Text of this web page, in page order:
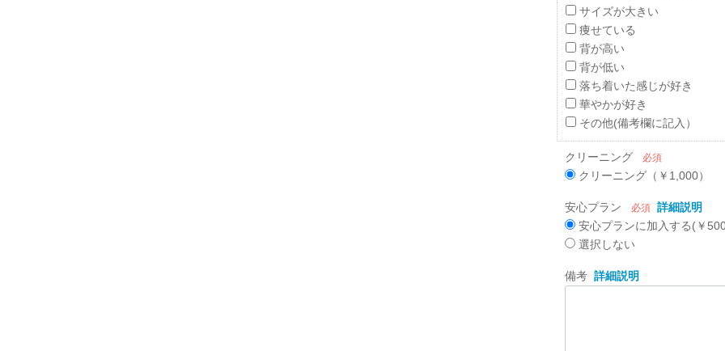
サイズが大きい
痩せている
背が高い
背が低い
落ち着いた感じが好き
華やかが好き
その他(備考欄に記入）
クリーニング 必須
クリーニング（￥1,000）
安心プラン 必須 詳細説明
安心プランに加入する(￥
選択しない
備考 詳細説明